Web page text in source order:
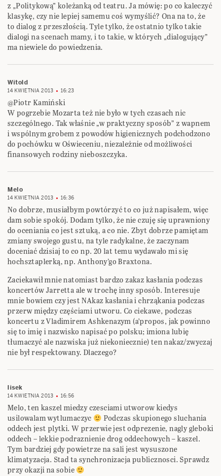
z „Politykową” koleżanką od teatru. Ja mówię: po co kaleczyć
klasykę, czy nie lepiej samemu coś wymyślić? Ona na to, że
to dialog z przeszłością. Tyle tylko, że ostatnio tylko takie
dialogi na scenach mamy, i to takie, w których „dialogujący”
ma niewiele do powiedzenia.
Witold
14 KWIETNIA 2013 16:23
@Piotr Kamiński
W pogrzebie Mozarta też nie było w tych czasach nic
szczególnego. Tak właśnie „w praktyczny sposób” z wapnem
i wspólnym grobem z powodów higienicznych podchodzono
do pochówku w Oświeceniu, niezależnie od możliwości
finansowych rodziny nieboszczyka.
Melo
14 KWIETNIA 2013 16:36
No dobrze, musiałbym powtórzyć to co już napisałem, więc
dam sobie spokój. Dodam tylko, że nie czuję się uprawniony
do oceniania co jest sztuką, a co nie. Zbyt dobrze pamiętam
zmiany swojego gustu, na tyle radykalne, że zaczynam
doceniać dzisiaj to co np. 20 lat temu wydawało mi się
hochsztaplerką, np. Anthony’go Braxtona.
Zaciekawił mnie natomiast bardzo zakaz kasłania podczas
koncertów Jarretta ale w trochę inny sposób. Interesuje
mnie bowiem czy jest NAkaz kasłania i chrząkania podczas
przerw między częściami utworu. Co ciekawe, podczas
koncertu z Vladimirem Ashkenazym (a’propos, jak powinno
się to imię i nazwisko napisać po polsku; imiona lubię
tłumaczyć ale nazwiska już niekoniecznie) ten nakaz/zwyczaj
nie był respektowany. Dlaczego?
lisek
14 KWIETNIA 2013 16:56
Melo, ten kaszel miedzy czesciami utworow kiedys
usilowalam wytlumaczyc
Podczas skupionego sluchania
oddech jest plytki. W przerwie jest odprezenie, nagly gleboki
oddech – lekkie podraznienie drog oddechowych – kaszel.
Tym bardziej gdy powietrze na sali jest wysuszone
klimatyzacja. Stad ta synchronizacja publicznosci. Sprawdz
przy okazji na sobie